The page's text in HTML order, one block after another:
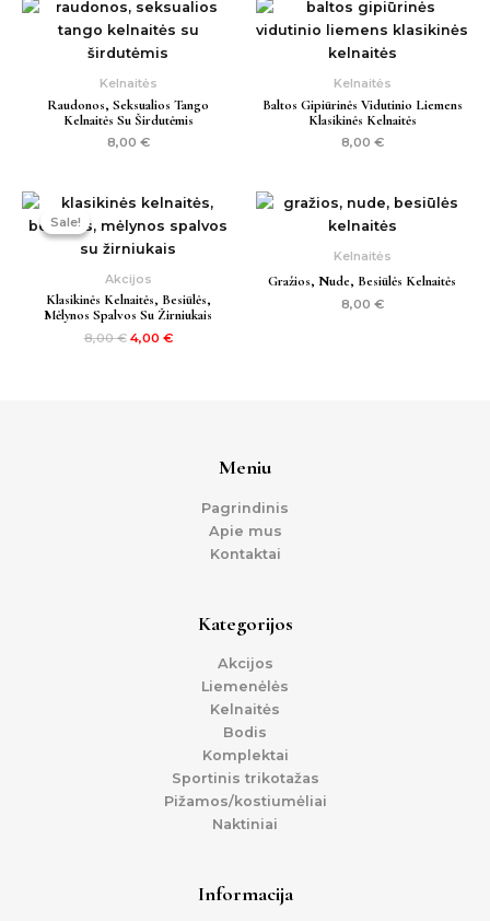
Kelnaitės
Raudonos, Seksualios Tango
Kelnaitės Su Širdutėmis
8,00 €
Kelnaitės
Baltos Gipiūrinės Vidutinio Liemens
Klasikinės Kelnaitės
8,00 €
Sale!
Sale!
Akcijos
Klasikinės Kelnaitės, Besiūlės,
Mėlynos Spalvos Su Žirniukais
8,00€
Original
price
was:
8,00 €.
4,00 €
Current
price
is:
4,00 €.
Kelnaitės
Gražios, Nude, Besiūlės Kelnaitės
8,00 €
Meniu
Pagrindinis
Apie mus
Kontaktai
Kategorijos
Akcijos
Liemenėlės
Kelnaitės
Bodis
Komplektai
Sportinis trikotažas
Pižamos/kostiumėliai
Naktiniai
Informacija